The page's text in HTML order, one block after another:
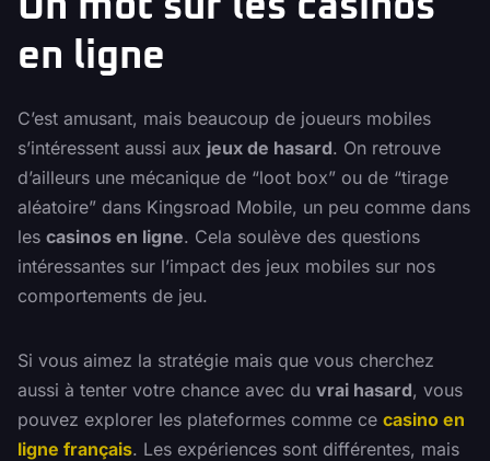
en ligne
C’est amusant, mais beaucoup de joueurs mobiles
s’intéressent aussi aux jeux de hasard. On retrouve
d’ailleurs une mécanique de “loot box” ou de “tirage
aléatoire” dans Kingsroad Mobile, un peu comme dans
les casinos en ligne. Cela soulève des questions
intéressantes sur l’impact des jeux mobiles sur nos
comportements de jeu.
Si vous aimez la stratégie mais que vous cherchez
aussi à tenter votre chance avec du vrai hasard, vous
pouvez explorer les plateformes comme ce casino en
ligne français. Les expériences sont différentes, mais